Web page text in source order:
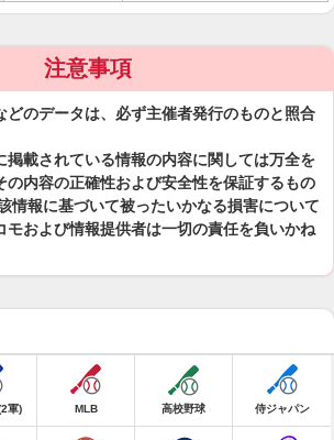
注意事項
どのデータは、必ず主催者発行のものと照合
掲載されている情報の内容に関しては万全を
の内容の正確性および安全性を保証するもの
情報に基づいて被ったいかなる損害について
モおよび情報提供者は一切の責任を負いかね
軍) MLB 高校野球 侍ジャパン